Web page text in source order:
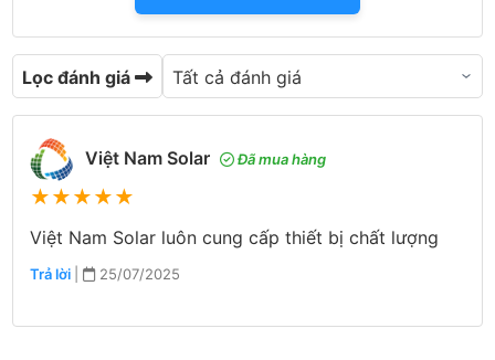
Lọc đánh giá
Việt Nam Solar Đã mua hàng
★★★★★
Việt Nam Solar luôn cung cấp thiết bị chất lượng
Trả lời | 25/07/2025